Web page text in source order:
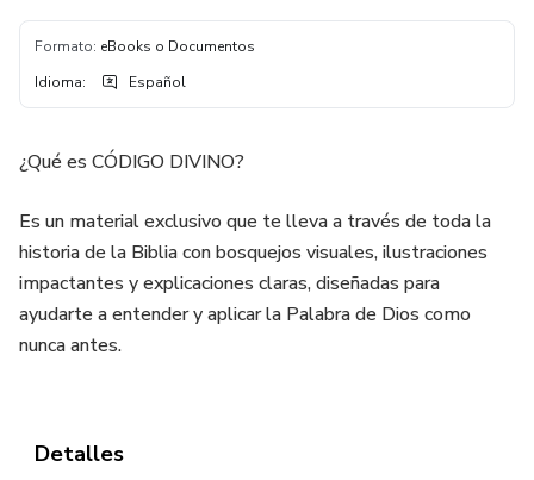
Formato: eBooks o Documentos
Idioma: Español
¿Qué es CÓDIGO DIVINO?
Es un material exclusivo que te lleva a través de toda la
historia de la Biblia con bosquejos visuales, ilustraciones
impactantes y explicaciones claras, diseñadas para
ayudarte a entender y aplicar la Palabra de Dios como
nunca antes.
Detalles